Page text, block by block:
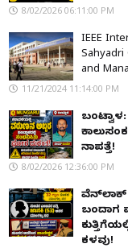
8/02/2026 06:11:00 PM
IEEE
and
11/21/2024 11:14:00 PM
ನಾಪತ್ತೆ!
8/02/2026 12:36:00 PM
ವೆನ್‌ಲಾಕ್
ಬಂದಾಗ
ಕಳವು!